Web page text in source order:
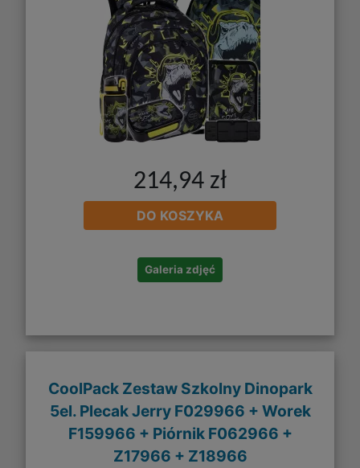
214,94 zł
DO KOSZYKA
Galeria zdjęć
CoolPack Zestaw Szkolny Dinopark
5el. Plecak Jerry F029966 + Worek
F159966 + Piórnik F062966 +
Z17966 + Z18966